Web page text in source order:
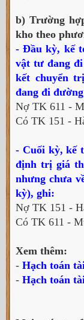
b) Trường
kho theo
- Đầu kỳ, kế
vật tư đang
kết chuyển
đang đi
Nợ TK 611 -
Có TK 151 -
- Cuối kỳ, kế
định trị giá
nhưng chưa
kỳ), ghi:
Nợ TK 151 -
Có TK 611 -
Xem thêm:
- Hạch toán
- Hạch toán